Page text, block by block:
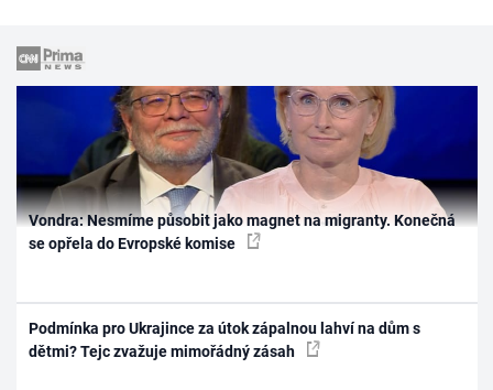
Vondra: Nesmíme působit jako magnet na migranty. Konečná
se opřela do Evropské komise
Podmínka pro Ukrajince za útok zápalnou lahví na dům s
dětmi? Tejc zvažuje mimořádný zásah